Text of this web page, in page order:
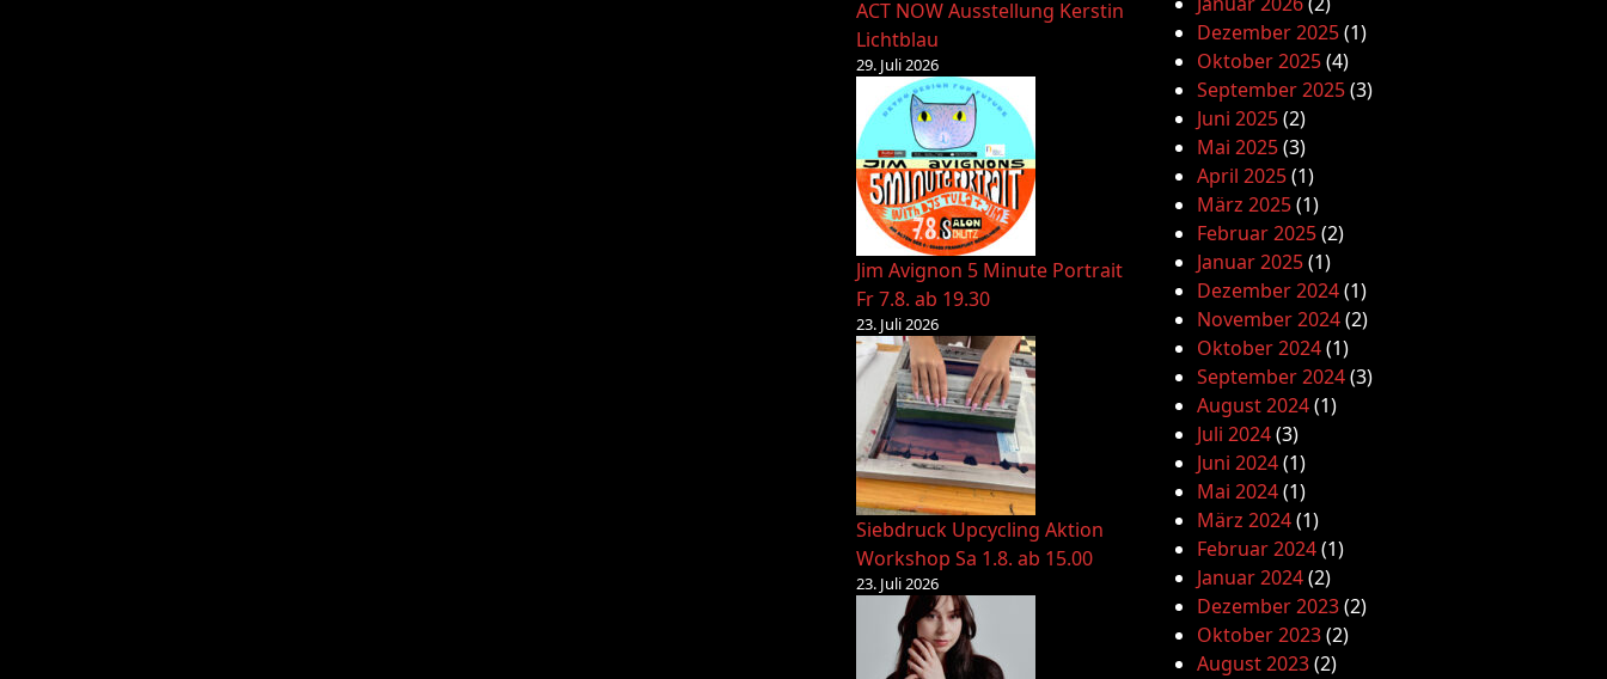
ACT NOW Ausstellung Kerstin
Lichtblau
29. Juli 2026
Jim Avignon 5 Minute Portrait
Fr 7.8. ab 19.30
23. Juli 2026
Siebdruck Upcycling Aktion
Workshop Sa 1.8. ab 15.00
23. Juli 2026
Dezember 2025(1)
Oktober 2025(4)
September 2025(3)
Juni 2025(2)
Mai 2025(3)
April 2025(1)
März 2025(1)
Februar 2025(2)
Januar 2025(1)
Dezember 2024(1)
November 2024(2)
Oktober 2024(1)
September 2024(3)
August 2024(1)
Juli 2024(3)
Juni 2024(1)
Mai 2024(1)
März 2024(1)
Februar 2024(1)
Januar 2024(2)
Dezember 2023(2)
Oktober 2023(2)
August 2023(2)